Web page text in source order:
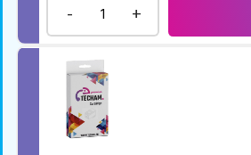
- +